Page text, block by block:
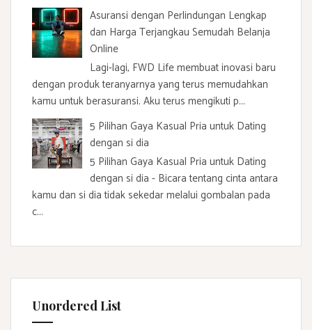
Asuransi dengan Perlindungan Lengkap
dan Harga Terjangkau Semudah Belanja
Online
Lagi-lagi, FWD Life membuat inovasi baru
dengan produk teranyarnya yang terus memudahkan
kamu untuk berasuransi. Aku terus mengikuti p...
5 Pilihan Gaya Kasual Pria untuk Dating
dengan si dia
5 Pilihan Gaya Kasual Pria untuk Dating
dengan si dia - Bicara tentang cinta antara
kamu dan si dia tidak sekedar melalui gombalan pada
c...
Unordered List